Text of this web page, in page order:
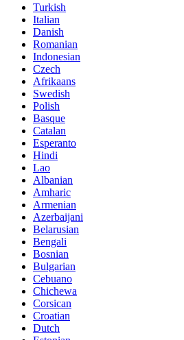
Turkish
Italian
Danish
Romanian
Indonesian
Czech
Afrikaans
Swedish
Polish
Basque
Catalan
Esperanto
Hindi
Lao
Albanian
Amharic
Armenian
Azerbaijani
Belarusian
Bengali
Bosnian
Bulgarian
Cebuano
Chichewa
Corsican
Croatian
Dutch